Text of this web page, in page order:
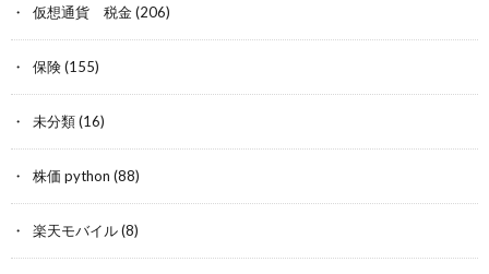
仮想通貨 税金(206)
保険(155)
未分類(16)
株価 python (88)
楽天モバイル(8)